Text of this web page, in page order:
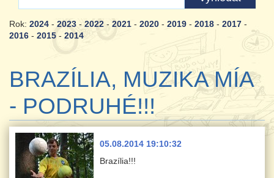
Rok: 2024 - 2023 - 2022 - 2021 - 2020 - 2019 - 2018 - 2017 -
2016 - 2015 - 2014
BRAZÍLIA, MUZIKA MÍA
- PODRUHÉ!!!
05.08.2014 19:10:32
Brazília!!!